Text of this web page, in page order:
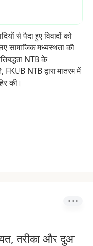
सेपैदाहुएविवादोंको
सामाजिकमध्यस्थताकी
NTBके
FKUB NTBद्वारामातरममें
की।
तरीका और दुआ